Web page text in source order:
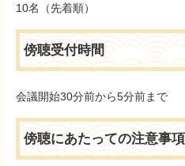
10名（先着順）
傍聴受付時間
会議開始30分前から5分前まで
傍聴にあたっての注意事項